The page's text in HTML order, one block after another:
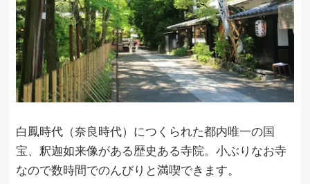
白鳳時代（奈良時代）につくられた都内唯一の国
宝、釈迦如来像がある歴史ある寺院。小ぶりなお寺
なので数時間でのんびりと満喫できます。